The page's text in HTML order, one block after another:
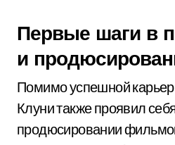
Первые шаги в
и
Помимо успешной
Клуни также проявил
продюсировании